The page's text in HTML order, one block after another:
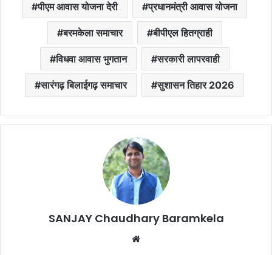
पीएम आवास योजना देरी प्रधानमंत्री आवास योजना
बरमकेला समाचार बीपीएल हितग्राही
विधवा आवास भुगतान सरकारी लापरवाही
सारंगढ़ बिलाईगढ़ समाचार सुशासन तिहार 2026
SANJAY Chaudhary Baramkela